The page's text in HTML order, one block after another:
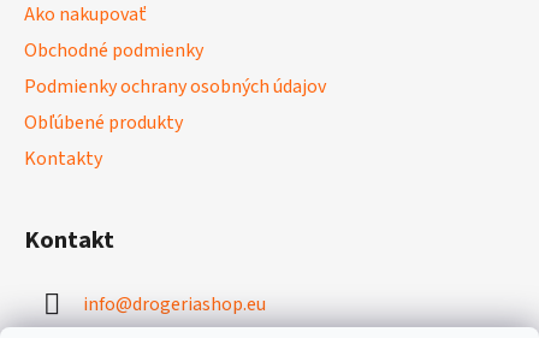
Ako nakupovať
Obchodné podmienky
Podmienky ochrany osobných údajov
Obľúbené produkty
Kontakty
Kontakt
info@drogeriashop.eu